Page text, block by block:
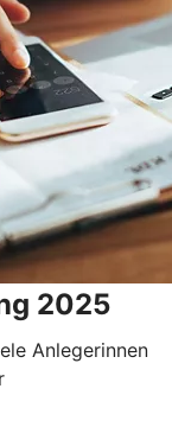
2025
Anlegerinnen